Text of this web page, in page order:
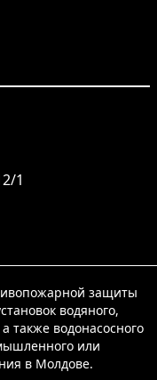
1
защиты
водяного,
также водонасосного
или
в Молдове.